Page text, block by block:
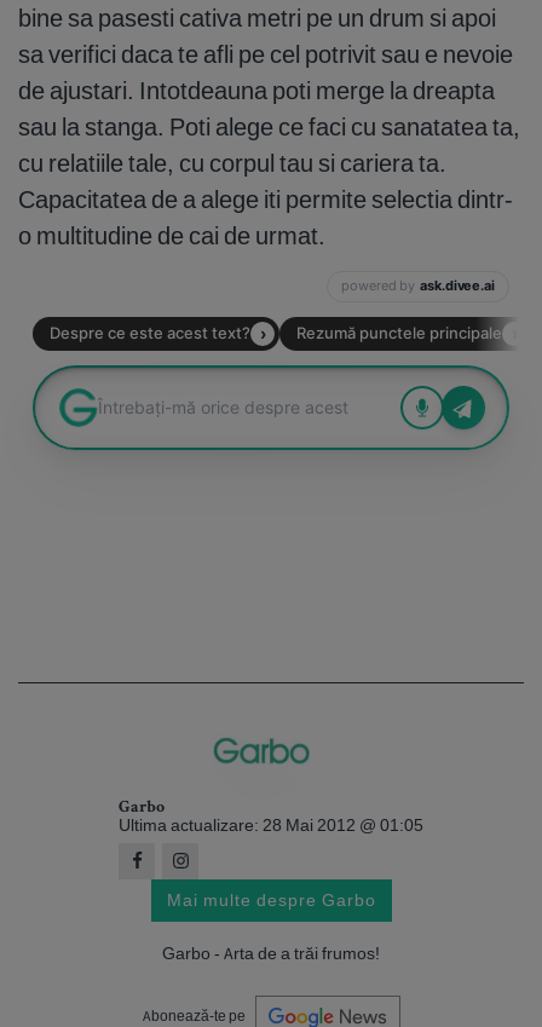
bine sa pasesti cativa metri pe un drum si apoi
sa verifici daca te afli pe cel potrivit sau e nevoie
de ajustari. Intotdeauna poti merge la dreapta
sau la stanga. Poti alege ce faci cu sanatatea ta,
cu relatiile tale, cu corpul tau si cariera ta.
Capacitatea de a alege iti permite selectia dintr-
o multitudine de cai de urmat.
Garbo
Ultima actualizare: 28 Mai 2012 @ 01:05
Mai multe despre Garbo
Garbo - Arta de a trăi frumos!
Abonează-te pe